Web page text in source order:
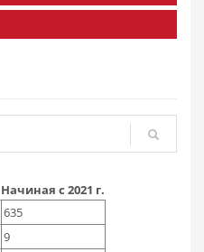
Начиная с 2021 г.
635
9